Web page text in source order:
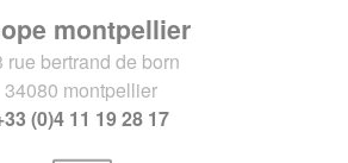
montpellier
rue bertrand de born
34080 montpellier
(0)4 11 19 28 17